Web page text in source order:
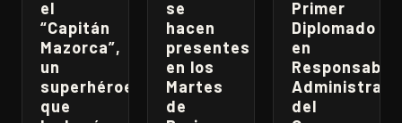
el
“Capitán
Mazorca”,
un
superhéroe
que
se
hacen
presentes
en los
Martes
de
Primer
Diplomado
en
del